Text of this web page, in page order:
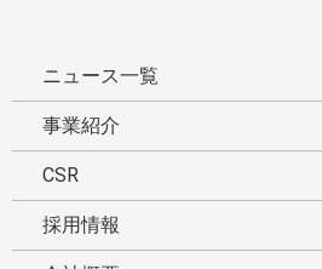
ニュース一覧
事業紹介
CSR
採用情報